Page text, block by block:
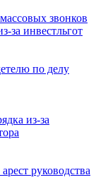
звонков
за инвестльгот
по делу
из-за
руководства